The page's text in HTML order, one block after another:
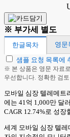
※ 부가세 별도
한글목차
영문
샘플 요청 목록에
※ 본 상품은 영문 자료
우선합니다. 정확한 검
모바일 심장 텔레메트
에는 41억 1,000만 달
CAGR 12.74%로 성장
세계 모바일 심장 텔